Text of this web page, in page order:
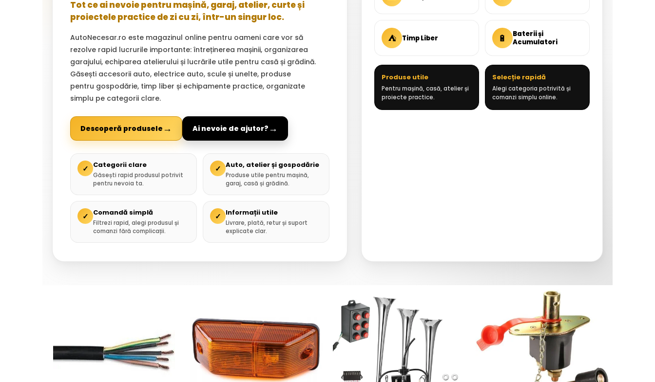
Tot ce ai nevoie pentru mașină, garaj, atelier, curte și
proiectele practice de zi cu zi, într-un singur loc.
AutoNecesar.ro este magazinul online pentru oameni care vor să
rezolve rapid lucrurile importante: întreținerea mașinii, organizarea
garajului, echiparea atelierului și lucrările utile pentru casă și grădină.
Găsești accesorii auto, electrice auto, scule și unelte, produse
pentru gospodărie, timp liber și echipamente practice, organizate
simplu pe categorii clare.
Descoperă produsele → Ai nevoie de ajutor? →
✓ Categorii clare
Găsești rapid produsul potrivit
pentru nevoia ta.
✓ Auto, atelier și gospodărie
Produse utile pentru mașină,
garaj, casă și grădină.
✓ Comandă simplă
Filtrezi rapid, alegi produsul și
comanzi fără complicații.
✓ Informații utile
Livrare, plată, retur și suport
explicate clar.
⛺ Timp Liber 🔋
Baterii și
Acumulatori
Produse utile
Pentru mașină, casă, atelier și
proiecte practice.
Selecție rapidă
Alegi categoria potrivită și
comanzi simplu online.